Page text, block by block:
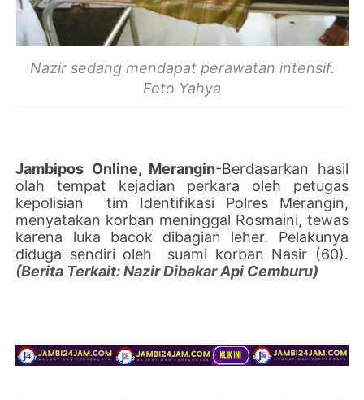
Nazir sedang mendapat perawatan intensif.
Foto Yahya
Jambipos Online, Merangin-Berdasarkan hasil
olah tempat kejadian perkara oleh petugas
kepolisian
tim Identifikasi Polres Merangin,
menyatakan korban meninggal Rosmaini, tewas
karena luka bacok dibagian leher. Pelakunya
diduga sendiri oleh suami korban Nasir (60).
(Berita Terkait: Nazir Dibakar Api Cemburu)